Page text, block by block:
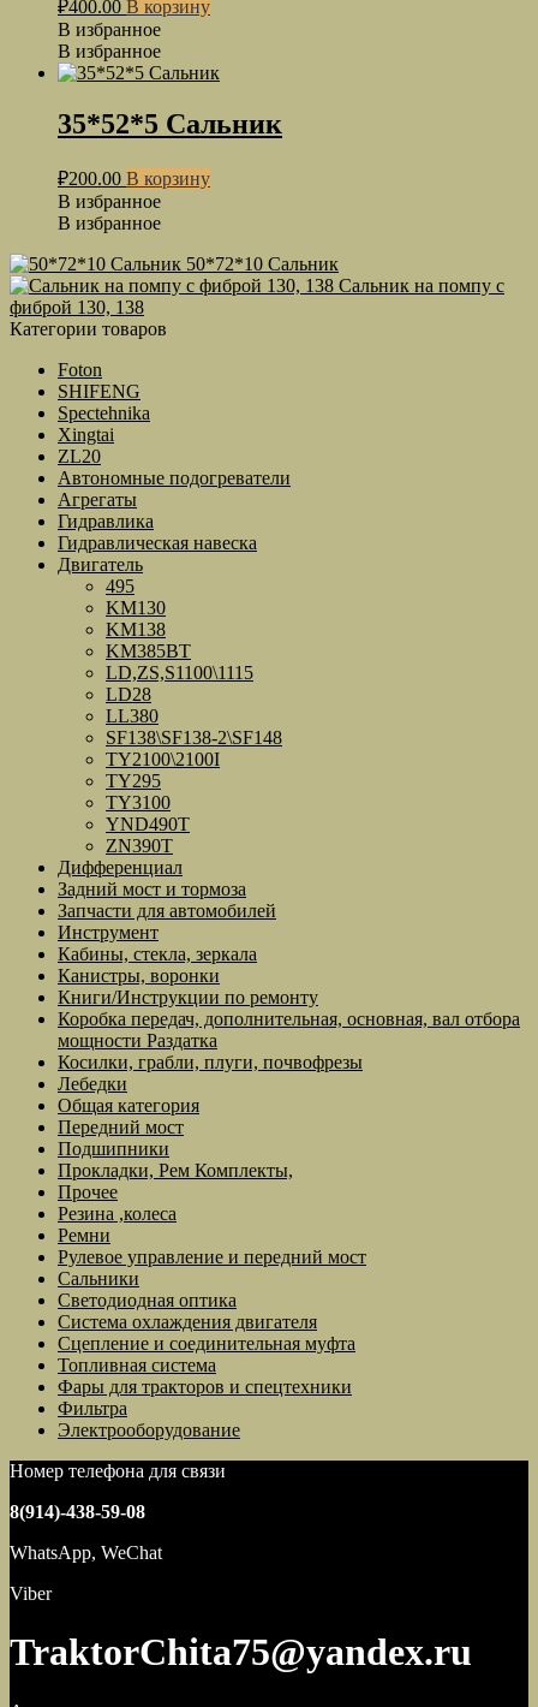
₽400.00 В корзину
В избранное
В избранное
35*52*5 Сальник
₽200.00 В корзину
В избранное
В избранное
50*72*10 Сальник
Сальник на помпу с
фиброй 130, 138
Категории товаров
Foton
SHIFENG
Spectehnika
Xingtai
ZL20
Автономные подогреватели
Агрегаты
Гидравлика
Гидравлическая навеска
Двигатель
495
KM130
KM138
KM385BT
LD,ZS,S1100\1115
LD28
LL380
SF138\SF138-2\SF148
TY2100\2100I
TY295
TY3100
YND490T
ZN390T
Дифференциал
Задний мост и тормоза
Запчасти для автомобилей
Инструмент
Кабины, стекла, зеркала
Канистры, воронки
Книги/Инструкции по ремонту
Коробка передач, дополнительная, основная, вал отбора
мощности Раздатка
Косилки, грабли, плуги, почвофрезы
Лебедки
Общая категория
Передний мост
Подшипники
Прокладки, Рем Комплекты,
Прочее
Резина ,колеса
Ремни
Рулевое управление и передний мост
Сальники
Светодиодная оптика
Система охлаждения двигателя
Сцепление и соединительная муфта
Топливная система
Фары для тракторов и спецтехники
Фильтра
Электрооборудование
Номер телефона для связи
8(914)-438-59-08
WhatsApp, WeChat
Viber
TraktorChita75@yandex.ru